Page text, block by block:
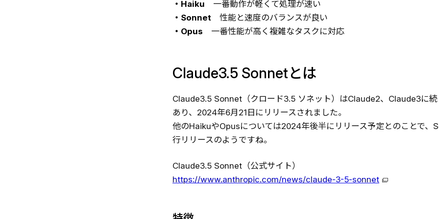
・Haiku 一番動作が軽くて処理が速い
・Sonnet 性能と速度のバランスが良い
・Opus 一番性能が高く複雑なタスクに対応
Claude3.5 Sonnetとは
Claude3.5 Sonnet（クロード3.5 ソネット）はClaude2、Claude3に続
あり、2024年6月21日にリリースされました。
他のHaikuやOpusについては2024年後半にリリース予定とのことで、
行リリースのようですね。
Claude3.5 Sonnet（公式サイト）
https://www.anthropic.com/news/claude-3-5-sonnet